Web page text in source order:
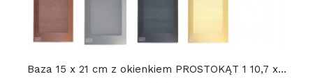
Baza 15 x 21 cm z okienkiem PROSTOKĄT 1 10,7 x...